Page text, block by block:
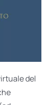
del